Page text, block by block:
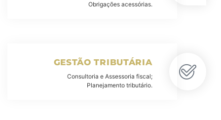
Obrigações acessórias.
GESTÃO TRIBUTÁRIA
Consultoria e Assessoria fiscal;
Planejamento tributário.